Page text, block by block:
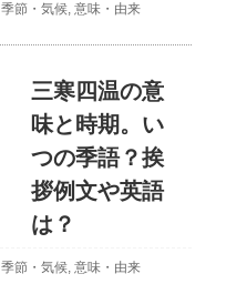
季節・気候, 意味・由来
三寒四温の意
味と時期。い
つの季語？挨
拶例文や英語
は？
季節・気候, 意味・由来